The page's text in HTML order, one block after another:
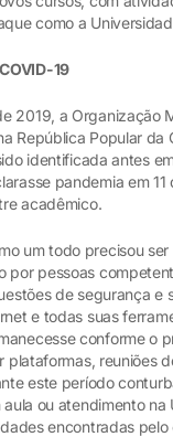
como a
19
2019, a Organização
República Popular
identificada antes
pandemia em
acadêmico.
um todo precisou
por pessoas
de segurança e
e todas suas
conforme o
plataformas, reuniões
este período
ou atendimento
encontradas pelo